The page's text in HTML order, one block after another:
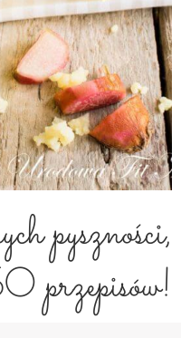
pyszności,
przepisów!